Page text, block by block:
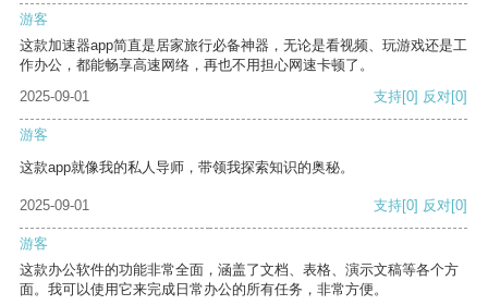
游客
这款加速器app简直是居家旅行必备神器，无论是看视频、玩游戏还是工
作办公，都能畅享高速网络，再也不用担心网速卡顿了。
2025-09-01
支持[0] 反对[0]
游客
这款app就像我的私人导师，带领我探索知识的奥秘。
2025-09-01 支持[0] 反对[0]
游客
这款办公软件的功能非常全面，涵盖了文档、表格、演示文稿等各个方
面。我可以使用它来完成日常办公的所有任务，非常方便。